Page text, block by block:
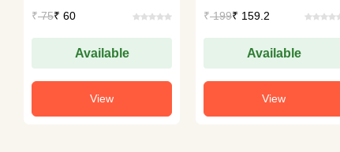
₹75₹ 60
Available
View
₹199₹ 159.2
Available
View